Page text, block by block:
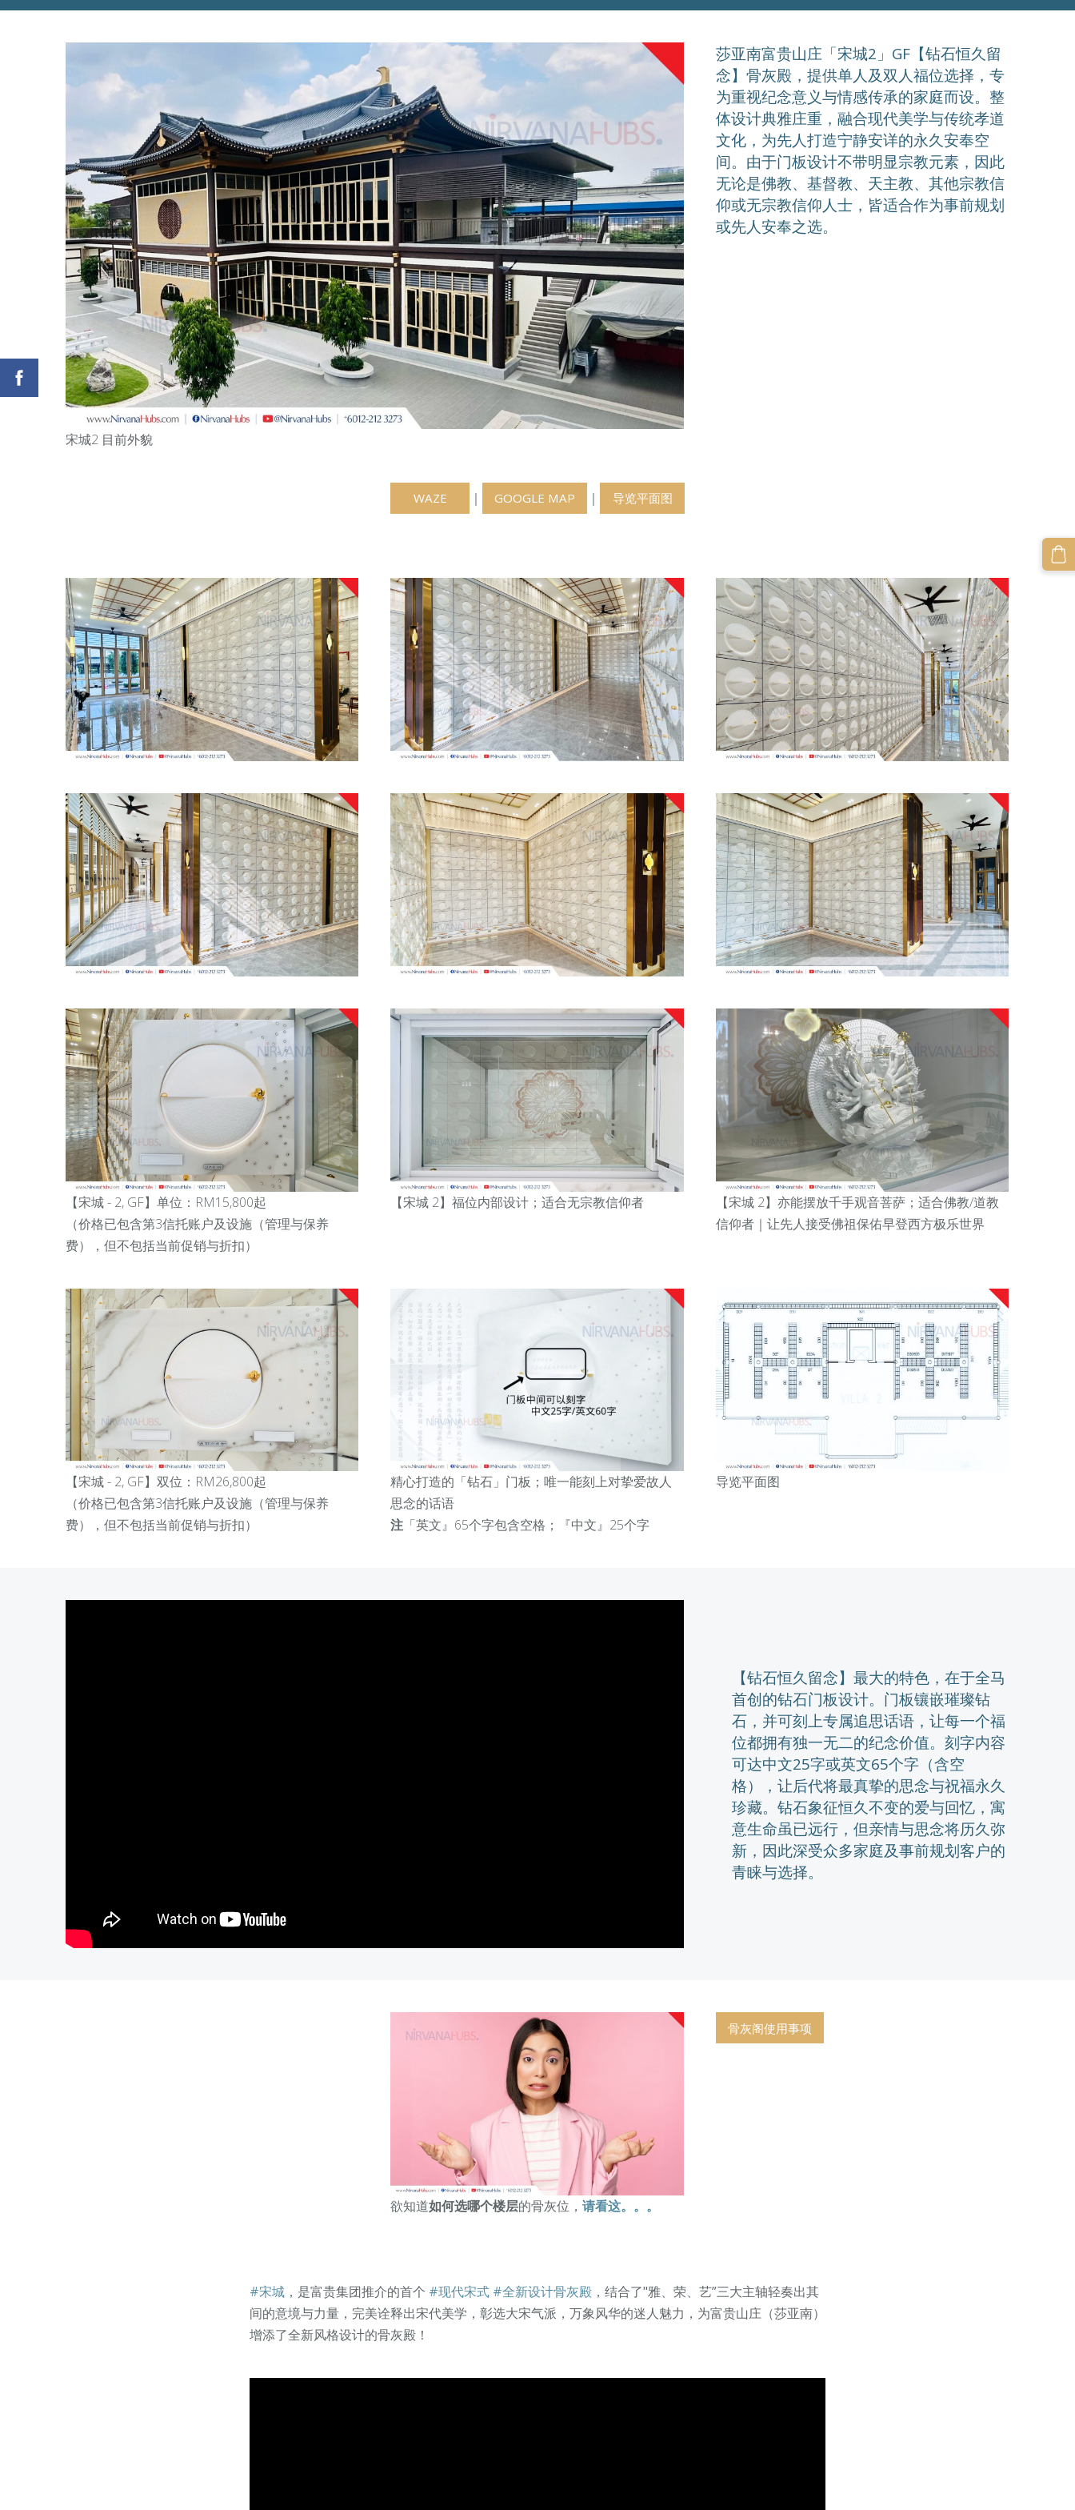
宋城2 目前外貌
莎亚南富贵山庄「宋城2」GF【钻石恒久留
念】骨灰殿，提供单人及双人福位选择，专
为重视纪念意义与情感传承的家庭而设。整
体设计典雅庄重，融合现代美学与传统孝道
文化，为先人打造宁静安详的永久安奉空
间。由于门板设计不带明显宗教元素，因此
无论是佛教、基督教、天主教、其他宗教信
仰或无宗教信仰人士，皆适合作为事前规划
或先人安奉之选。
WAZE ｜ GOOGLE MAP ｜ 导览平面图
【宋城 - 2, GF】单位：RM15,800起
（价格已包含第3信托账户及设施（管理与保养
费），但不包括当前促销与折扣）
【宋城 2】福位内部设计；适合无宗教信仰者 【宋城 2】亦能摆放千手观音菩萨； 适合佛教/道教
信仰者｜ 让先人接受佛祖保佑早登西方极乐世界
【宋城 - 2, GF】双位：RM26,800起
（价格已包含第3信托账户及设施（管理与保养
费），但不包括当前促销与折扣）
精心打造的「钻石」门板；唯一能刻上对挚爱故人
思念的话语
注 「英文』65个字包含空格；『中文』25个字
导览平面图
【钻石恒久留念】最大的特色，在于全马
首创的钻石门板设计。门板镶嵌璀璨钻
石，并可刻上专属追思话语，让每一个福
位都拥有独一无二的纪念价值。刻字内容
可达中文25字或英文65个字（含空
格），让后代将最真挚的思念与祝福永久
珍藏。钻石象征恒久不变的爱与回忆，寓
意生命虽已远行，但亲情与思念将历久弥
新，因此深受众多家庭及事前规划客户的
青睐与选择。
欲知道如何选哪个楼层的骨灰位，请看这。。。
骨灰阁使用事项
#宋城 ，是富贵集团推介的首个 #现代宋式 #全新设计骨灰殿 ，结合了"雅、荣、艺”三大主轴轻奏出其
间的意境与力量，完美诠释出宋代美学，彰选大宋气派，万象风华的迷人魅力，为富贵山庄（莎亚南）
增添了全新风格设计的骨灰殿！